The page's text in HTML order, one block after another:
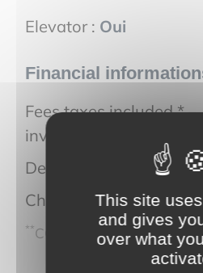
Elevator : Oui
Financial
Fees taxes included *
inventory check :
Deposit guarantee :
Charges locatives :
**CC : Charges comprises
This site
and gives
over what